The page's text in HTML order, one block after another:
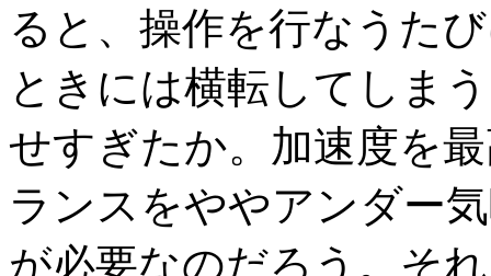
ると、操作を行なうた
ときには横転してしま
せすぎたか。加速度を
ランスをややアンダー
が必要なのだろう。そ